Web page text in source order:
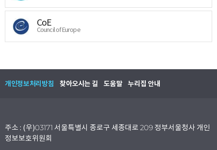
CoE
Council of Europe
개인정보처리방침 찾아오시는 길 도움말 누리집 안내
주소 : (우)03171 서울특별시 종로구 세종대로 209 정부서울청사 개인
정보보호위원회